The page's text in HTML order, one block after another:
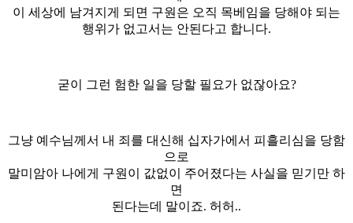
이 세상에 남겨지게 되면 구원은 오직 목베임을 당해야 되는
행위가 없고서는 안된다고 합니다.
굳이 그런 험한 일을 당할 필요가 없잖아요?
그냥 예수님께서 내 죄를 대신해 십자가에서 피흘리심을 당함
으로
말미암아 나에게 구원이 값없이 주어졌다는 사실을 믿기만 하
면
된다는데 말이죠. 허허..